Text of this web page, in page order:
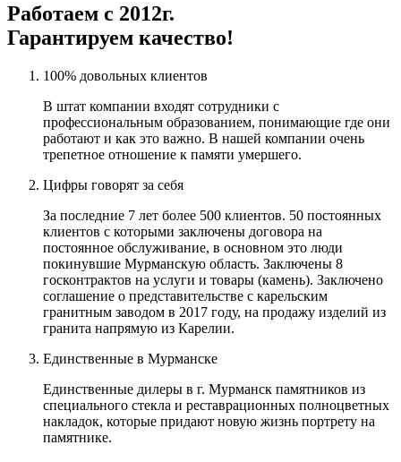
Работаем с 2012г.
Гарантируем качество!
100% довольных клиентов
В штат компании входят сотрудники с
профессиональным образованием, понимающие где они
работают и как это важно. В нашей компании очень
трепетное отношение к памяти умершего.
Цифры говорят за себя
За последние 7 лет более 500 клиентов. 50 постоянных
клиентов с которыми заключены договора на
постоянное обслуживание, в основном это люди
покинувшие Мурманскую область. Заключены 8
госконтрактов на услуги и товары (камень). Заключено
соглашение о представительстве с карельским
гранитным заводом в 2017 году, на продажу изделий из
гранита напрямую из Карелии.
Единственные в Мурманске
Единственные дилеры в г. Мурманск памятников из
специального стекла и реставрационных полноцветных
накладок, которые придают новую жизнь портрету на
памятнике.